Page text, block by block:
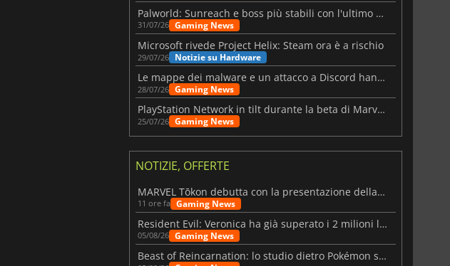
Palworld: Sunreach e boss più stabili con l'ultimo update
31/07/26 Gaming News
Microsoft rivede Project Helix: Steam ora è a rischio
29/07/26 Notizie su Hardware
Le mappe dei malware e un attacco a Discord hanno colpito Meccha Chameleon
28/07/26 Gaming News
PlayStation Network in tilt durante la beta di Marvel Tōkon
25/07/26 Gaming News
NOTIZIE, OFFERTE
MARVEL Tōkon debutta con la presentazione della roadmap per il primo anno
11 ore fa Gaming News
Resident Evil: Veronica ha già superato i 2 milioni liste dei desideri
05/08/26 Gaming News
Beast of Reincarnation: lo studio dietro Pokémon su una nuova strada